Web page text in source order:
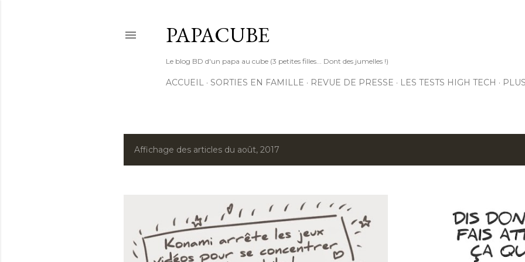
PAPACUBE
Le blog BD d'un papa au cube (3 petites filles... Dont des jumelles !)
ACCUEIL SORTIES EN FAMILLE REVUE DE PRESSE LES TESTS HIGH TECH
AAffichage des articles du août, 2017